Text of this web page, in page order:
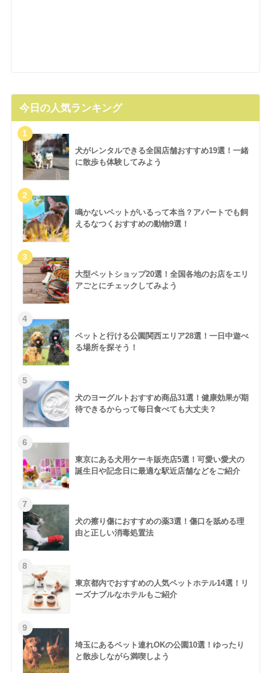
今日の人気ランキング
犬がレンタルできる全国店舗おすすめ19選！一緒
に散歩も体験してみよう
鳴かないペットがいるって本当？アパートでも飼
えるなつくおすすめの動物9選！
大型ペットショップ20選！全国各地のお店をエリ
アごとにチェックしてみよう
ペットと行ける公園関西エリア28選！一日中遊べ
る場所を探そう！
犬のヨーグルトおすすめ商品31選！健康効果が期
待できるからって毎日食べても大丈夫？
東京にある犬用ケーキ販売店5選！可愛い愛犬の
誕生日や記念日に最適な駅近店舗などをご紹介
犬の擦り傷におすすめの薬3選！傷口を舐める理
由と正しい消毒処置法
東京都内でおすすめの人気ペットホテル14選！リ
ーズナブルなホテルもご紹介
埼玉にあるペット連れOKの公園10選！ゆったり
と散歩しながら満喫しよう